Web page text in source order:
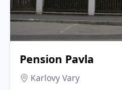
Pension Pavla
Karlovy Vary